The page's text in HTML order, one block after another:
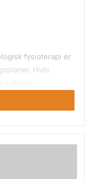
fysioterapi er
Hver
for at
Dette kan omfatte
og øget